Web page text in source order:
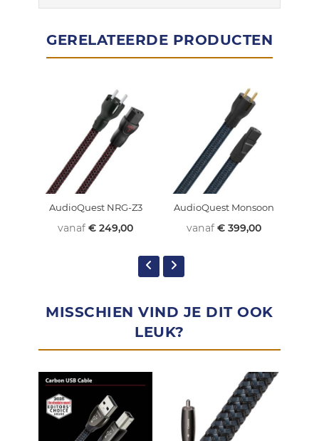
GERELATEERDE PRODUCTEN
AudioQuest NRG-Z3
vanaf € 249,00
AudioQuest Monsoon
vanaf € 399,00
MISSCHIEN VIND JE DIT OOK
LEUK?